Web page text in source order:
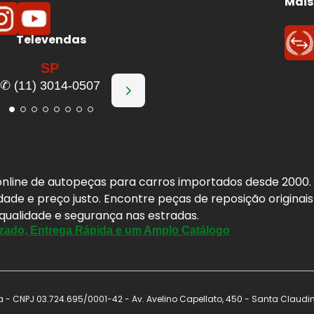
e desempenho consistente, inclusive em
de ruídos, vibrações e "chiados"
práticas) para Pastilhas de
correto e procedimento de montagem).
Televendas
SP
✆ (11) 3014-0507
de autopeças para carros importados desde
e preço justo. Encontre peças de reposição
e segurança nas estradas.
Entrega Rápida e um Amplo Catálogo
CNPJ 03.724.695/0001-42 - Av. Avelino Capellato, 450 - Santa